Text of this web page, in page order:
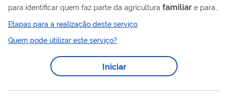
para identificar quem faz parte da agricultura familiar e para
ajudar o governo a planejar e aplicar políticas públicas
voltadas para esse público. Com o CAF, é possível registrar: A
UnidadeFamiliarde Produção Agrária - UFPA, Os
Empreendimentos Familiares Rurais, E as cooperativas e
associações da agricultura
familiar
Etapas para a realização deste serviço
Quem pode utilizar este serviço?
Iniciar